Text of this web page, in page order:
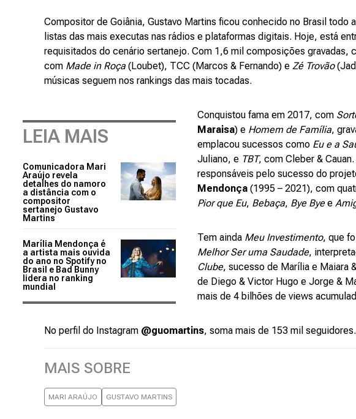
Compositor de Goiânia, Gustavo Martins ficou conhecido no Brasil todo
listas das mais executas nas rádios e plataformas digitais. Hoje, está
requisitados do cenário sertanejo. Com 1,6 mil composições gravadas,
com Made in Roça (Loubet), TCC (Marcos & Fernando) e Zé Trovão
músicas seguem nos rankings das mais tocadas.
LEIA MAIS
Comunicadora Mari
Araújo revela
detalhes do namoro
a distância com o
compositor
sertanejo Gustavo
Martins
Marília Mendonça é
a artista mais ouvida
do ano no Spotify no
Brasil e Bad Bunny
lidera no ranking
mundial
Conquistou fama em 2017, com
Maraisa) e Homem de Família,
emplacou sucessos como Eu e a
Juliano, e TBT, com Cleber &
responsáveis pelo sucesso do
Mendonça (1995 – 2021), com
Pior que Eu, Bebaça, Bye Byee
Tem ainda Meu Investimento, que
Melhor Ser uma Saudade,
Clube, sucesso de Marília e Maiara
de Diego & Victor Hugo e Jorge &
mais de 4 bilhões de views
No perfil do Instagram @guomartins, soma mais de 153 mil seguidores.
MAIS SOBRE
MARI ARAÚJO GUSTAVO MARTINS